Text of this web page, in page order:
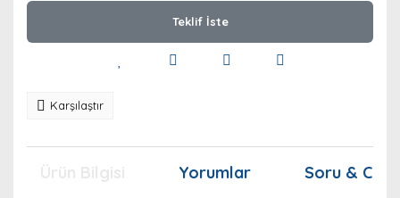
Teklif İste
Karşılaştır
Yorumlar Soru &